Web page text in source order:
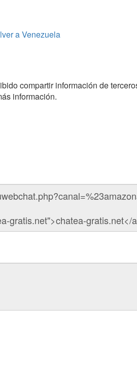
a Venezuela
compartir información de
información.